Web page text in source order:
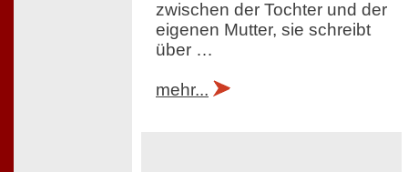
zwischen der Tochter und der
eigenen Mutter, sie schreibt
über …
mehr...